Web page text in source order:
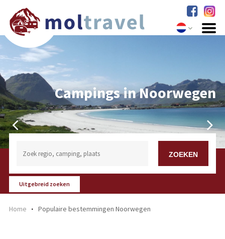
Campings in Noorwegen
Campings in Noorwegen
Uitgebreid zoeken
Home Populaire bestemmingen Noorwegen